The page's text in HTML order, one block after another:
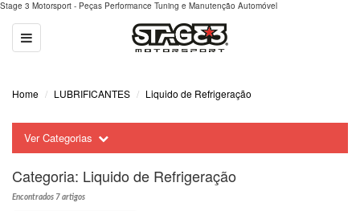
Stage 3 Motorsport - Peças Performance Tuning e Manutenção Automóvel
Toggle
navigation
Home LUBRIFICANTES Liquido de Refrigeração
Ver Categorias
Categoria: Liquido de Refrigeração
Encontrados 7 artigos